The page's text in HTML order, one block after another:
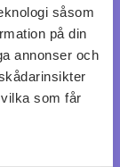
såsom
på din
annonser och
som får